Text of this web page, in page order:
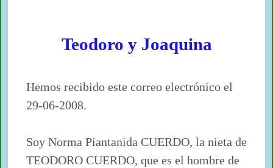
Teodoro y Joaquina
Hemos recibido este correo electrónico el
29-06-2008.
Soy Norma Piantanida CUERDO, la nieta de
TEODORO CUERDO, que es el hombre de